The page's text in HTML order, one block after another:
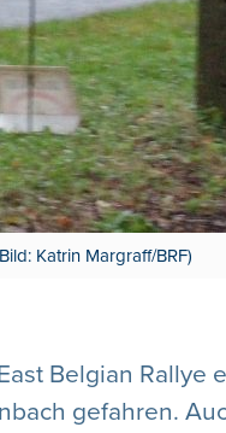
Katrin Margraff/BRF)
Belgian Rallye
gefahren.